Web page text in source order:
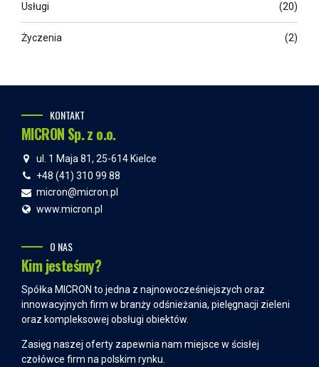
Usługi (20)
Życzenia (2)
KONTAKT
MICRON Sp. z o.o.
ul. 1 Maja 81, 25-614 Kielce
+48 (41) 310 99 88
micron@micron.pl
www.micron.pl
O NAS
Kim jesteśmy?
Spółka MICRON to jedna z najnowocześniejszych oraz
innowacyjnych firm w branży odśnieżania, pielęgnacji zieleni
oraz kompleksowej obsługi obiektów.
Zasięg naszej oferty zapewnia nam miejsce w ścisłej
czołówce firm na polskim rynku.